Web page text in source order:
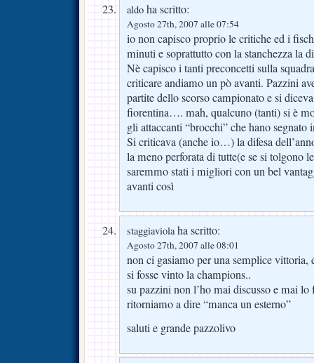
aldo ha scritto:
Agosto 27th, 2007 alle 07:54
io non capisco proprio le critiche ed i
minuti e soprattutto con la stanchezza la
Nè capisco i tanti preconcetti sulla
criticare andiamo un pò avanti. Pazzini
partite dello scorso campionato e si
fiorentina…. mah, qualcuno (tanti) si è
gli attaccanti “brocchi” che hano segnato
Si criticava (anche io…) la difesa
la meno perforata di tutte(e se si tolgono
saremmo stati i migliori con un bel
avanti così
staggiaviolaha scritto:
Agosto 27th, 2007 alle 08:01
non ci gasiamo per una semplice vittoria,
si fosse vinto la champions..
su pazzini non l’ho mai discusso e mai
ritorniamo a dire “manca un esterno”
saluti e grande pazzolivo